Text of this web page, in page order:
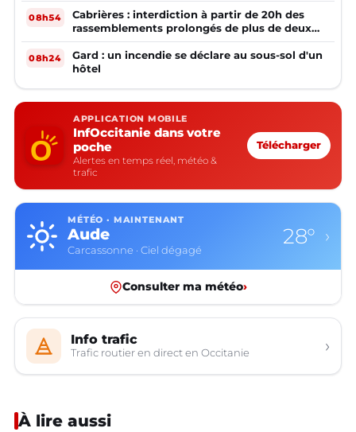
08h54
Cabrières : interdiction à partir de 20h des
rassemblements prolongés de plus de deux
mineurs non accompagnés d'un adulte
08h24
Gard : un incendie se déclare au sous-sol d'un
hôtel
APPLICATION MOBILE
InfOccitanie dans votre
poche
Alertes en temps réel, météo &
trafic
Télécharger
MÉTÉO · MAINTENANT
Aude
Carcassonne · Ciel dégagé
28° ›
Consulter ma météo›
Info trafic
Trafic routier en direct en Occitanie ›
À lire aussi